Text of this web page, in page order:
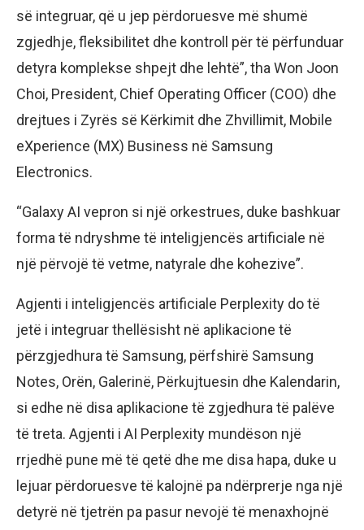
së integruar, që u jep përdoruesve më shumë
zgjedhje, fleksibilitet dhe kontroll për të përfunduar
detyra komplekse shpejt dhe lehtë”, tha Won Joon
Choi, President, Chief Operating Officer (COO) dhe
drejtues i Zyrës së Kërkimit dhe Zhvillimit, Mobile
eXperience (MX) Business në Samsung
Electronics.
“Galaxy AI vepron si një orkestrues, duke bashkuar
forma të ndryshme të inteligjencës artificiale në
një përvojë të vetme, natyrale dhe kohezive”.
Agjenti i inteligjencës artificiale Perplexity do të
jetë i integruar thellësisht në aplikacione të
përzgjedhura të Samsung, përfshirë Samsung
Notes, Orën, Galerinë, Përkujtuesin dhe Kalendarin,
si edhe në disa aplikacione të zgjedhura të palëve
të treta. Agjenti i AI Perplexity mundëson një
rrjedhë pune më të qetë dhe me disa hapa, duke u
lejuar përdoruesve të kalojnë pa ndërprerje nga një
detyrë në tjetrën pa pasur nevojë të menaxhojnë